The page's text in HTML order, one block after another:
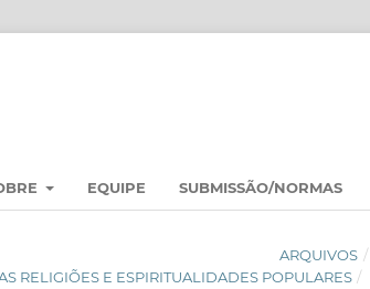
EQUIPE SUBMISSÃO/NORMAS
ARQUIVOS /
RELIGIÕES E ESPIRITUALIDADES POPULARES /